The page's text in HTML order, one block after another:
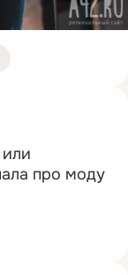
про моду